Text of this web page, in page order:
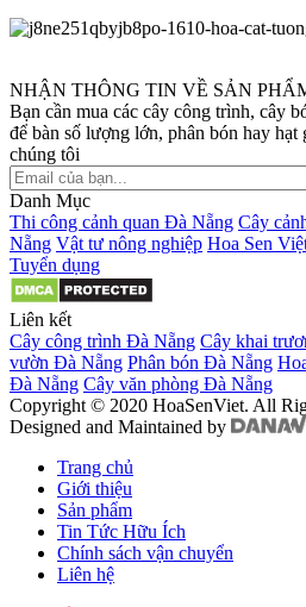
NHẬN THÔNG TIN VỀ SẢN
Bạn cần mua các cây công trình, cây
để bàn số lượng lớn, phân bón hay
chúng tôi
Danh Mục
Thi công cảnh quan Đà Nẵng Cây
Nẵng Vật tư nông nghiệp Hoa Sen
Tuyển dụng
Liên kết
Cây công trình Đà Nẵng Cây khai
vườn Đà Nẵng Phân bón Đà Nẵng
Đà Nẵng Cây văn phòng Đà Nẵng
Copyright © 2020 HoaSenViet. All
Designed and Maintained by
Trang chủ
Giới thiệu
Sản phẩm
Tin Tức Hữu Ích
Chính sách vận chuyển
Liên hệ